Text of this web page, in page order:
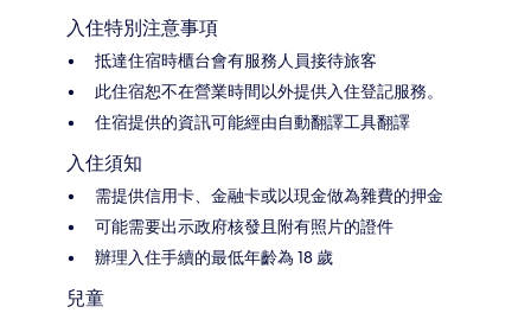
入住特別注意事項
抵達住宿時櫃台會有服務人員接待旅客
此住宿恕不在營業時間以外提供入住登記服務。
住宿提供的資訊可能經由自動翻譯工具翻譯
入住須知
需提供信用卡、金融卡或以現金做為雜費的押金
可能需要出示政府核發且附有照片的證件
辦理入住手續的最低年齡為 18 歲
兒童